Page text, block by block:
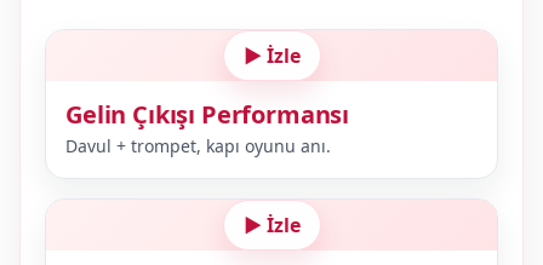
▶ İzle
Gelin Çıkışı Performansı
Davul + trompet, kapı oyunu anı.
▶ İzle